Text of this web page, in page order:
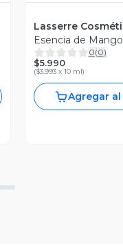
Lasserre
Esencia de Mango
0(0)
$5.990
($3.993 x 10 ml)
Agregar